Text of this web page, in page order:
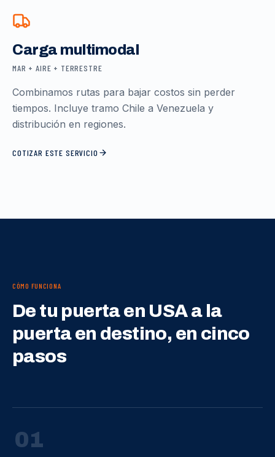
Carga multimodal
MAR + AIRE + TERRESTRE
Combinamos rutas para bajar costos sin perder
tiempos. Incluye tramo Chile a Venezuela y
distribución en regiones.
COTIZAR ESTE SERVICIO
CÓMO FUNCIONA
De tu puerta en USA a la
puerta en destino, en cinco
pasos
01